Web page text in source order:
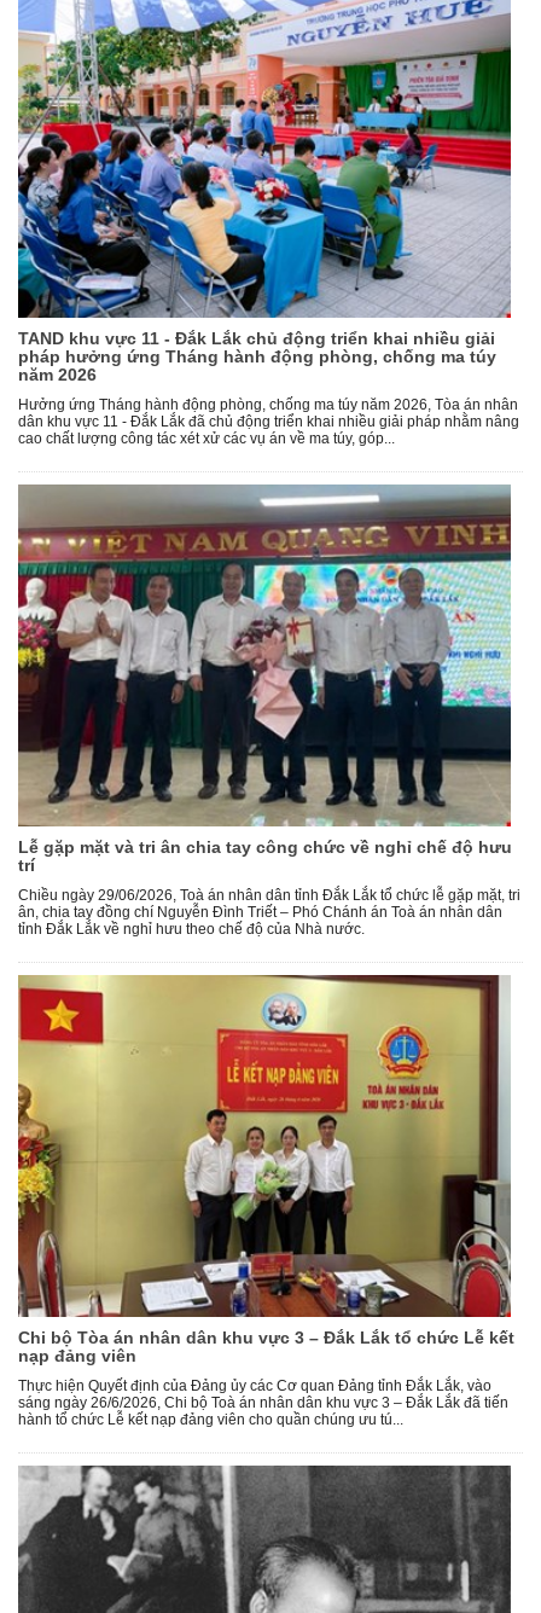
TAND khu vực 11 - Đắk Lắk chủ động triển khai nhiều giải
pháp hưởng ứng Tháng hành động phòng, chống ma túy
năm 2026
Hưởng ứng Tháng hành động phòng, chống ma túy năm 2026, Tòa án nhân
dân khu vực 11 - Đắk Lắk đã chủ động triển khai nhiều giải pháp nhằm nâng
cao chất lượng công tác xét xử các vụ án về ma túy, góp...
Lễ gặp mặt và tri ân chia tay công chức về nghỉ chế độ hưu
trí
Chiều ngày 29/06/2026, Toà án nhân dân tỉnh Đắk Lắk tổ chức lễ gặp mặt, tri
ân, chia tay đồng chí Nguyễn Đình Triết – Phó Chánh án Toà án nhân dân
tỉnh Đắk Lắk về nghỉ hưu theo chế độ của Nhà nước.
Chi bộ Tòa án nhân dân khu vực 3 – Đắk Lắk tổ chức Lễ kết
nạp đảng viên
Thực hiện Quyết định của Đảng ủy các Cơ quan Đảng tỉnh Đắk Lắk, vào
sáng ngày 26/6/2026, Chi bộ Toà án nhân dân khu vực 3 – Đắk Lắk đã tiến
hành tổ chức Lễ kết nạp đảng viên cho quần chúng ưu tú...